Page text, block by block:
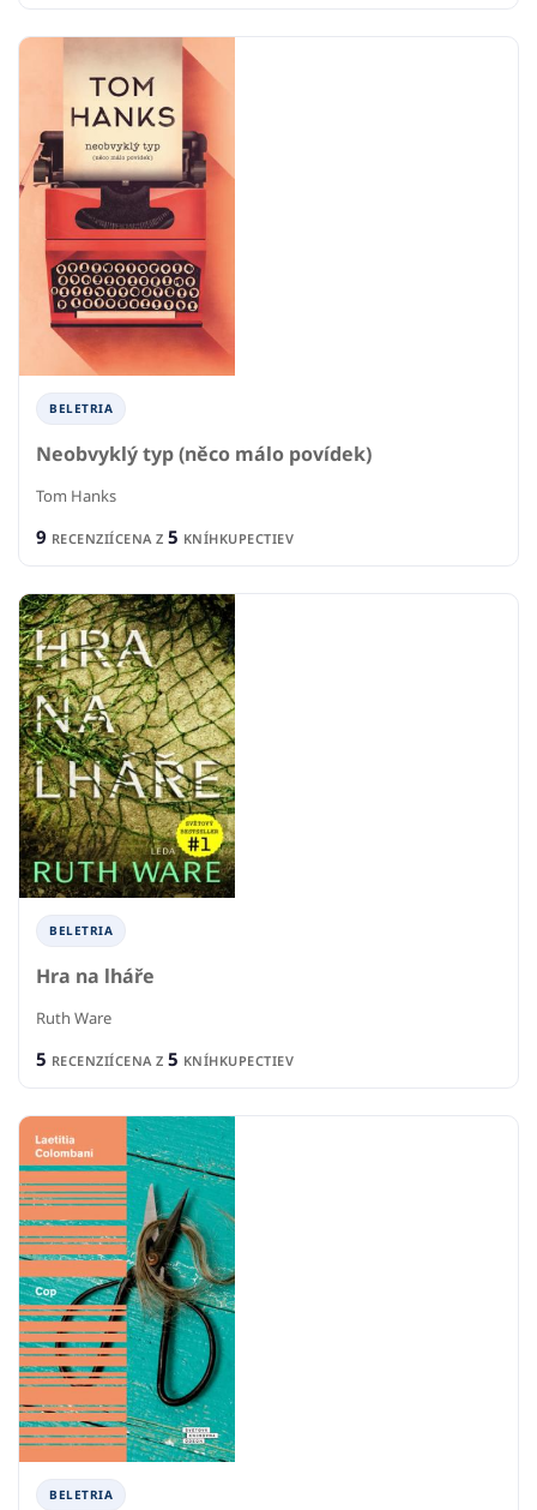
BELETRIA
Neobvyklý typ (něco málo povídek)
Tom Hanks
9 RECENZIÍCENA Z 5 KNÍHKUPECTIEV
BELETRIA
Hra na lháře
Ruth Ware
5 RECENZIÍCENA Z 5 KNÍHKUPECTIEV
BELETRIA